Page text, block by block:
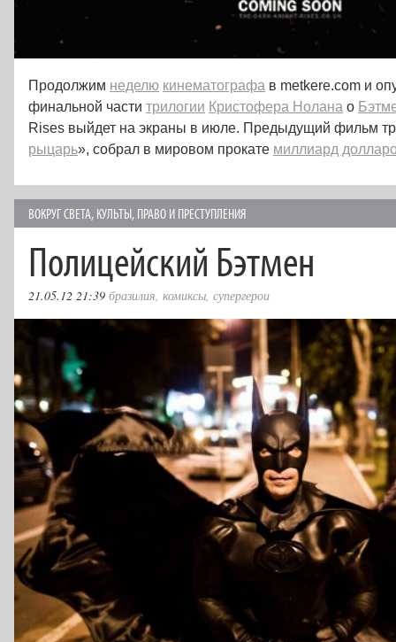
Продолжим неделю кинематографа в metkere.com и
финальной части трилогии Кристофера Нолана о
Rises выйдет на экраны в июле. Предыдущий фильм
рыцарь», собрал в мировом прокате миллиард
ВОКРУГ СВЕТА, КУЛЬТЫ, ПРАВО И ПРЕСТУПЛЕНИЯ
Полицейский Бэтмен
21.05.12 21:39 бразилия, комиксы, супергерои